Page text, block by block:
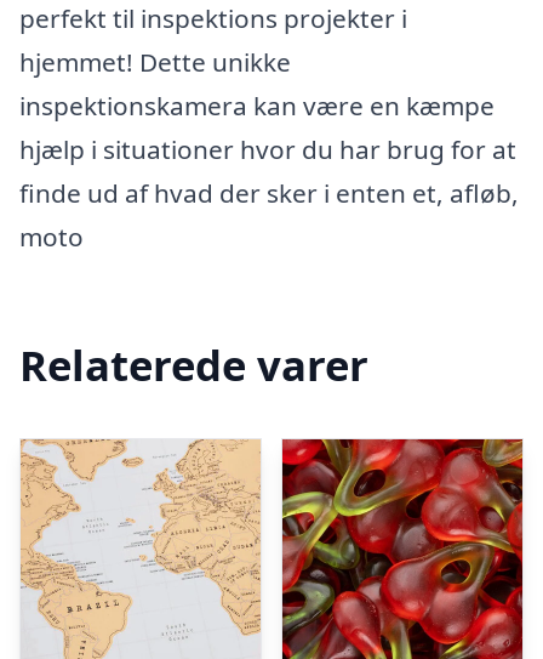
perfekt til inspektions projekter i
hjemmet! Dette unikke
inspektionskamera kan være en kæmpe
hjælp i situationer hvor du har brug for at
finde ud af hvad der sker i enten et, afløb,
moto
Relaterede varer